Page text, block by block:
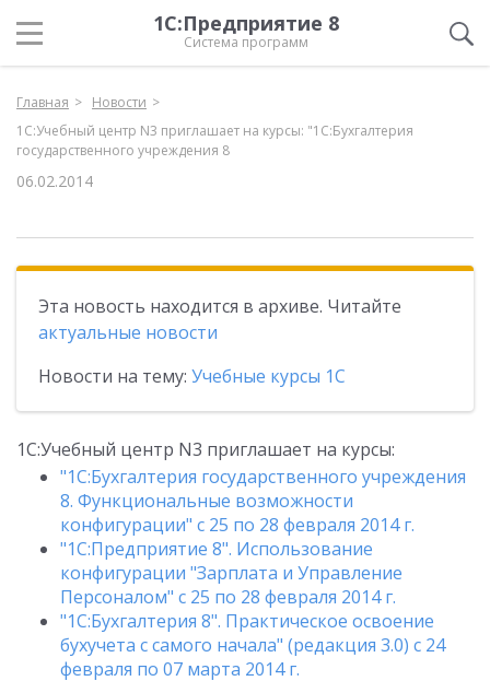
1С:Предприятие 8
Система программ
Главная
Новости
1С:Учебный центр N3 приглашает на курсы: "1C:Бухгалтерия
государственного учреждения 8
06.02.2014
Эта новость находится в архиве. Читайте
актуальные новости
Новости на тему: Учебные курсы 1С
1С:Учебный центр N3 приглашает на курсы:
"1C:Бухгалтерия государственного учреждения
8. Функциональные возможности
конфигурации" с 25 по 28 февраля 2014 г.
"1С:Предприятие 8". Использование
конфигурации "Зарплата и Управление
Персоналом" с 25 по 28 февраля 2014 г.
"1С:Бухгалтерия 8". Практическое освоение
бухучета с самого начала" (редакция 3.0) с 24
февраля по 07 марта 2014 г.